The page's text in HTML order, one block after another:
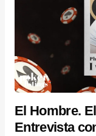
El Hombre.
Entrevista